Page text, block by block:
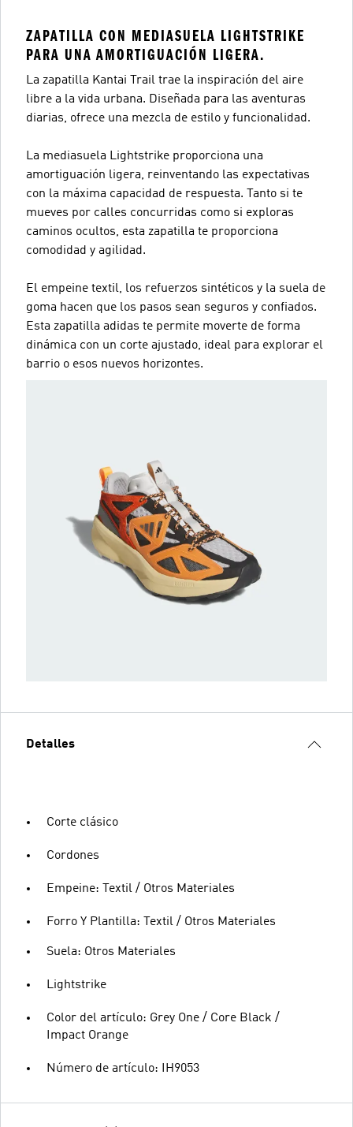
ZAPATILLA CON MEDIASUELA LIGHTSTRIKE
PARA UNA AMORTIGUACIÓN LIGERA.
La zapatilla Kantai Trail trae la inspiración del aire
libre a la vida urbana. Diseñada para las aventuras
diarias, ofrece una mezcla de estilo y funcionalidad.
La mediasuela Lightstrike proporciona una
amortiguación ligera, reinventando las expectativas
con la máxima capacidad de respuesta. Tanto si te
mueves por calles concurridas como si exploras
caminos ocultos, esta zapatilla te proporciona
comodidad y agilidad.
El empeine textil, los refuerzos sintéticos y la suela de
goma hacen que los pasos sean seguros y confiados.
Esta zapatilla adidas te permite moverte de forma
dinámica con un corte ajustado, ideal para explorar el
barrio o esos nuevos horizontes.
Detalles
Corte clásico
Cordones
Empeine: Textil / Otros Materiales
Forro Y Plantilla: Textil / Otros Materiales
Suela: Otros Materiales
Lightstrike
Color del artículo: Grey One / Core Black /
Impact Orange
Número de artículo: IH9053